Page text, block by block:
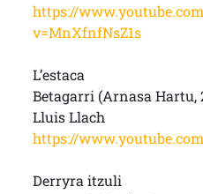
https://
v=MnXfnfNsZ1s
L’estaca
Betagarri (Arnasa Hartu,
Lluis Llach
https://
Derryra itzuli